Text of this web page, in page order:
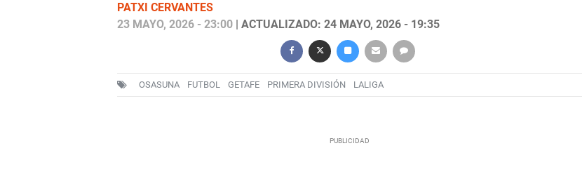
PATXI CERVANTES
23 MAYO, 2026 - 23:00| ACTUALIZADO: 24 MAYO, 2026 - 19:35
OSASUNA FUTBOL GETAFE PRIMERA DIVISIÓN LALIGA